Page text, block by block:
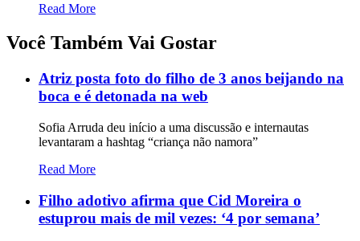
Read More
Você Também Vai Gostar
Atriz posta foto do filho de 3 anos beijando na
boca e é detonada na web
Sofia Arruda deu início a uma discussão e internautas
levantaram a hashtag “criança não namora”
Read More
Filho adotivo afirma que Cid Moreira o
estuprou mais de mil vezes: ‘4 por semana’